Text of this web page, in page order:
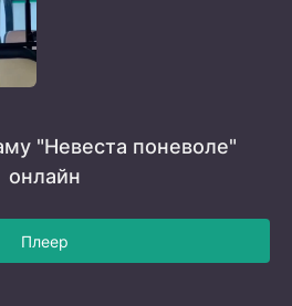
"Невеста поневоле"
онлайн
Плеер